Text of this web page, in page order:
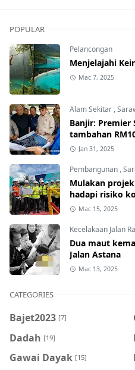
POPULAR
Pelancongan
Menjelajahi
Mac 7, 2025
Alam Sekitar ,
Banjir: Premier
tambahan
Jan 31, 2025
Pembangunan ,
Mulakan
hadapi risiko
Mac 15, 2025
Kecelakaan Jalan
Dua maut
Jalan Astana
Mac 13, 2025
CATEGORIES
Bajet2023 [7]
Dadah [19]
Gawai Dayak [15]